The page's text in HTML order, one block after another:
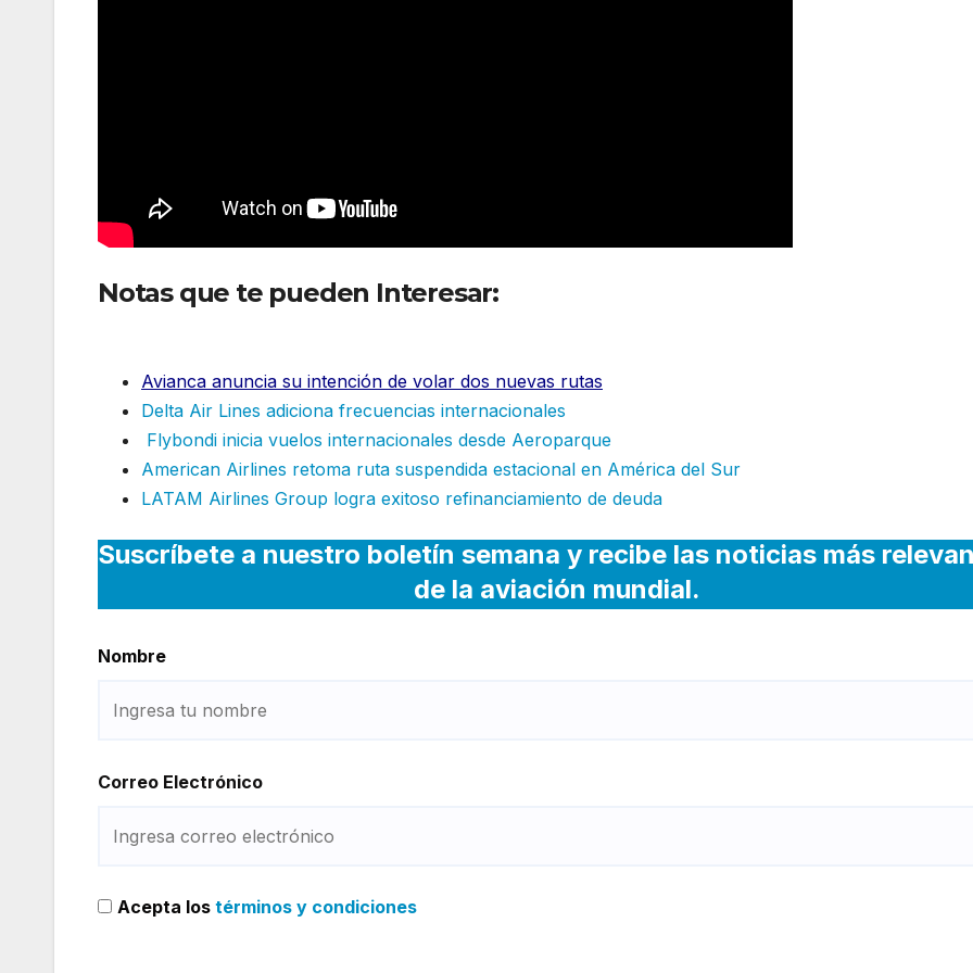
Notas que te pueden Interesar:
Avianca anuncia su intención de volar dos nuevas rutas
Delta Air Lines adiciona frecuencias internacionales
Flybondi inicia vuelos internacionales desde Aeroparque
American Airlines retoma ruta suspendida estacional en América del Sur
LATAM Airlines Group logra exitoso refinanciamiento de deuda
Suscríbete a nuestro boletín semana y recibe las noticias más
de la aviación mundial.
Nombre
Correo Electrónico
Acepta los términos y condiciones